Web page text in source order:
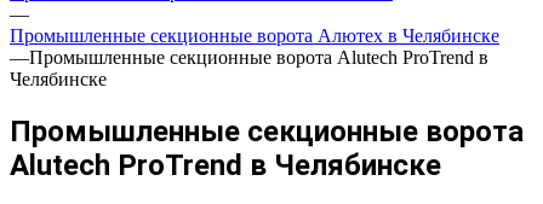
—
Промышленные секционные ворота Алютех в Челябинске
—Промышленные секционные ворота Alutech ProTrend в
Челябинске
Промышленные секционные ворота
Alutech ProTrend в Челябинске